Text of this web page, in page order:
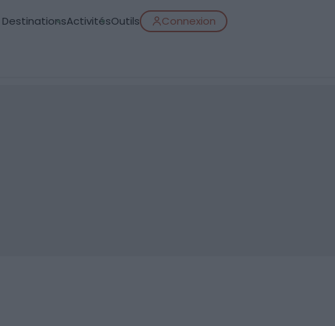
DestinationsActivitésOutils Connexion